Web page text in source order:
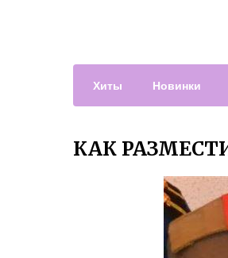
Хиты Новинки
КАК